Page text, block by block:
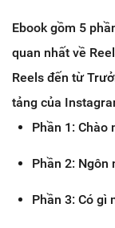
Ebook gồm 5
quan nhất về
Reels đến từ
tảng của
Phần 1: Chào
Phần 2: Ngôn
Phần 3: Có gì